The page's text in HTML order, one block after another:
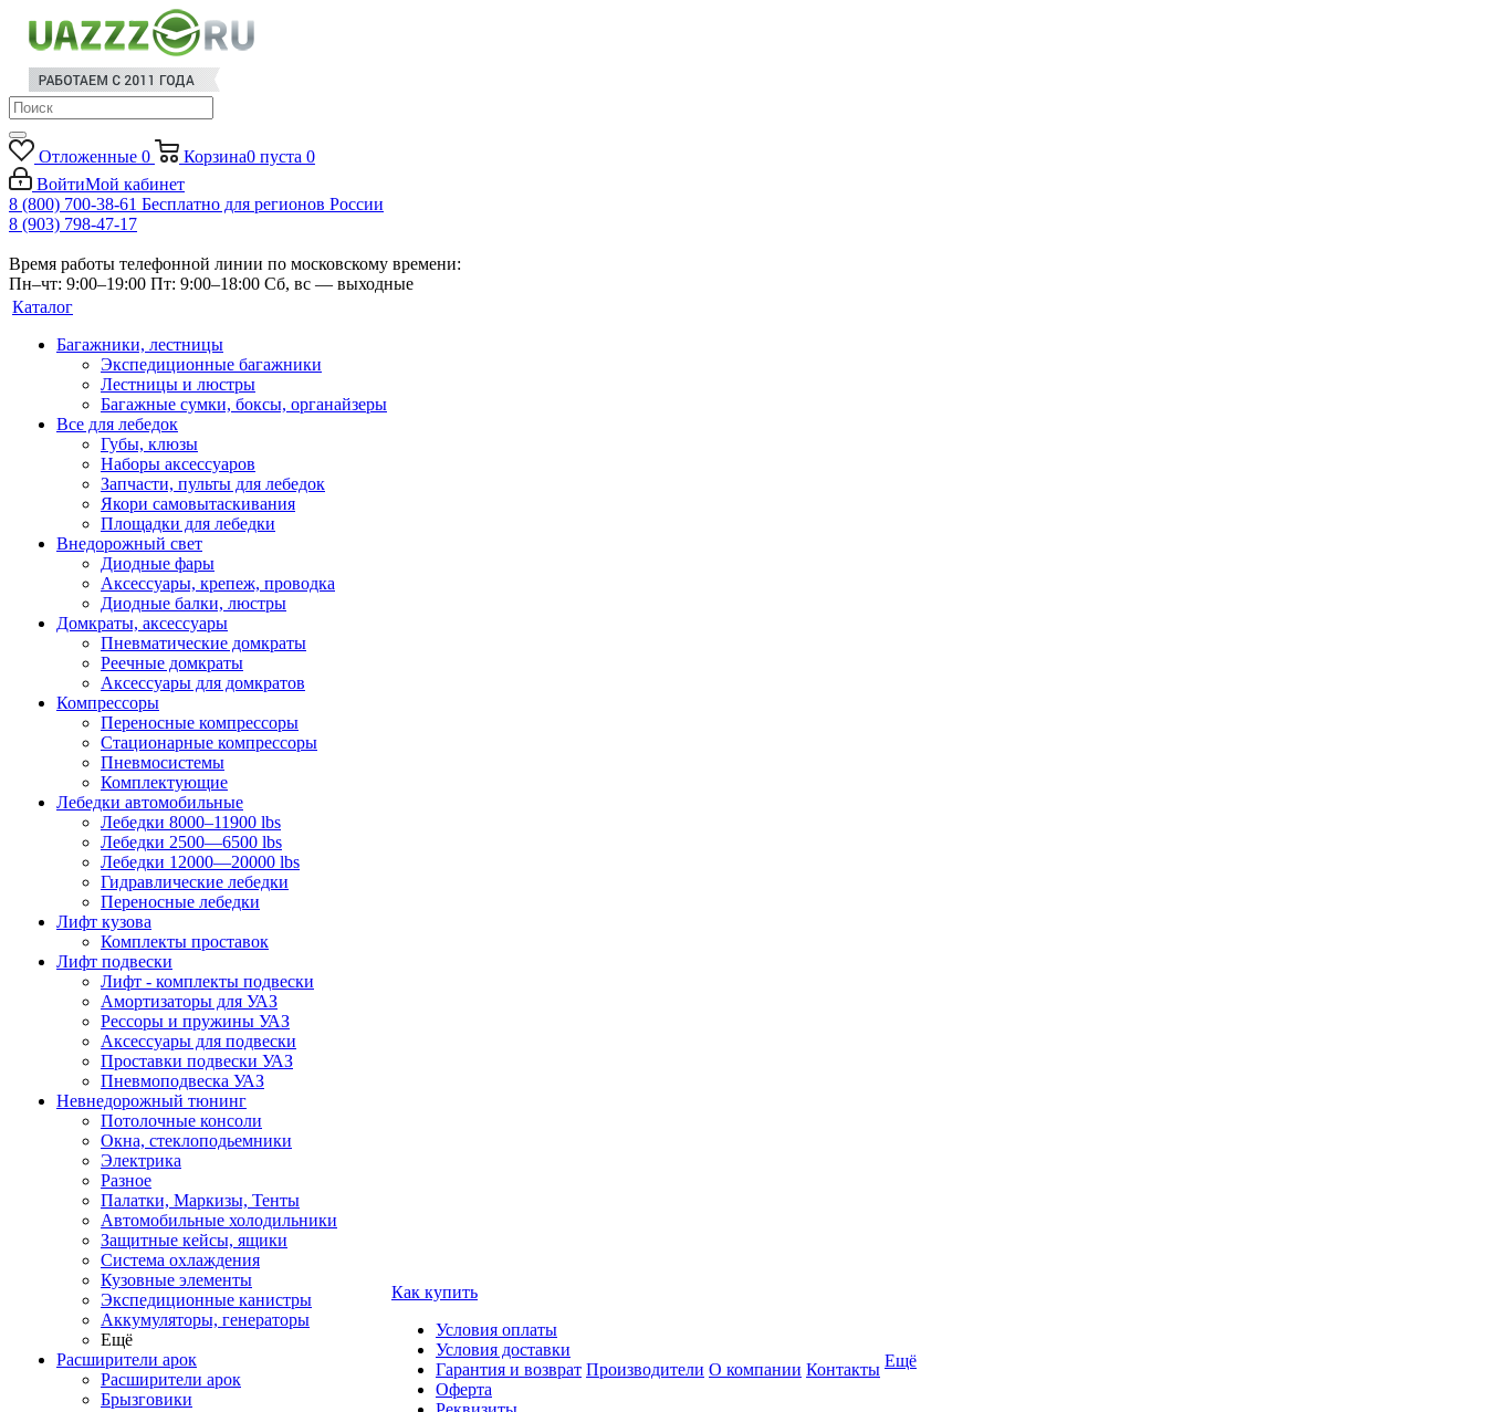
Отложенные 0 Корзина0 пуста 0
ВойтиМой кабинет
8 (800) 700-38-61 Бесплатно для регионов России
8 (903) 798-47-17
Время работы телефонной линии по московскому времени:
Пн–чт: 9:00–19:00 Пт: 9:00–18:00 Сб, вс — выходные
Каталог
Багажники, лестницы
Экспедиционные багажники
Лестницы и люстры
Багажные сумки, боксы, органайзеры
Все для лебедок
Губы, клюзы
Наборы аксессуаров
Запчасти, пульты для лебедок
Якори самовытаскивания
Площадки для лебедки
Внедорожный свет
Диодные фары
Аксессуары, крепеж, проводка
Диодные балки, люстры
Домкраты, аксессуары
Пневматические домкраты
Реечные домкраты
Аксессуары для домкратов
Компрессоры
Переносные компрессоры
Стационарные компрессоры
Пневмосистемы
Комплектующие
Лебедки автомобильные
Лебедки 8000–11900 lbs
Лебедки 2500—6500 lbs
Лебедки 12000—20000 lbs
Гидравлические лебедки
Переносные лебедки
Лифт кузова
Комплекты проставок
Лифт подвески
Лифт - комплекты подвески
Амортизаторы для УАЗ
Рессоры и пружины УАЗ
Аксессуары для подвески
Проставки подвески УАЗ
Пневмоподвеска УАЗ
Невнедорожный тюнинг
Потолочные консоли
Окна, стеклоподьемники
Электрика
Разное
Палатки, Маркизы, Тенты
Автомобильные холодильники
Защитные кейсы, ящики
Система охлаждения
Кузовные элементы
Экспедиционные канистры
Аккумуляторы, генераторы
Ещё
Расширители арок
Расширители арок
Брызговики
Как купить
Условия оплаты
Условия доставки
Гарантия и возврат
Оферта
Производители О компании Контакты Ещё